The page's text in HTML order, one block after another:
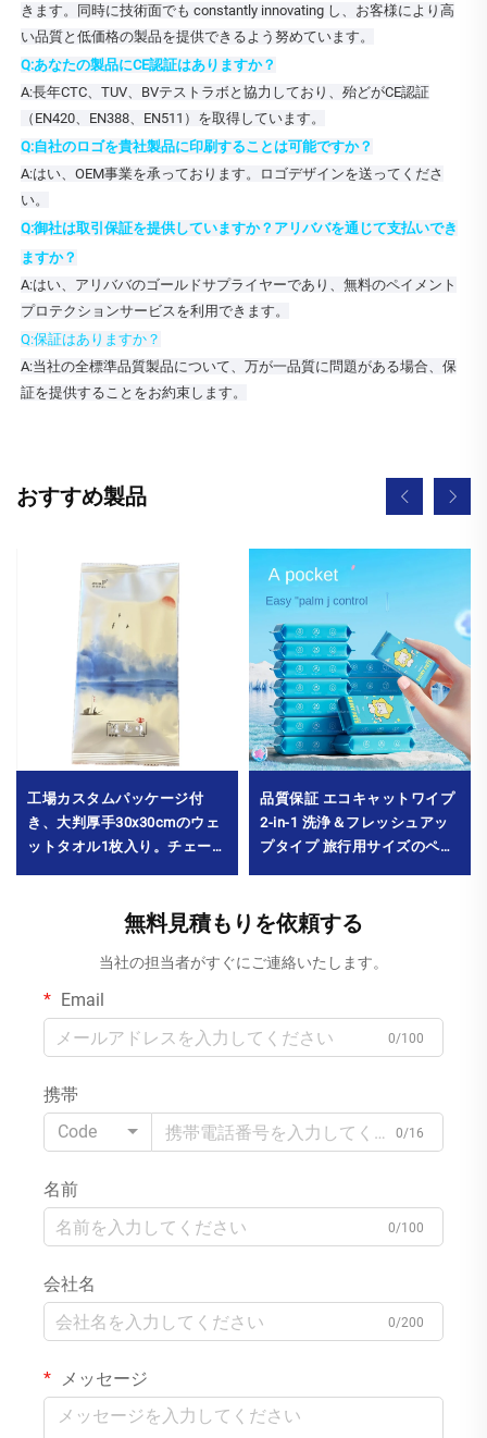
きます。同時に技術面でも constantly innovating し、お客様により高
い品質と低価格の製品を提供できるよう努めています。
Q:あなたの製品にCE認証はありますか？
A:長年CTC、TUV、BVテストラボと協力しており、殆どがCE認証
（EN420、EN388、EN511）を取得しています。
Q:自社のロゴを貴社製品に印刷することは可能ですか？
A:はい、OEM事業を承っております。ロゴデザインを送ってくださ
い。
Q:御社は取引保証を提供していますか？アリババを通じて支払いでき
ますか？
A:はい、アリババのゴールドサプライヤーであり、無料のペイメント
プロテクションサービスを利用できます。
Q:保証はありますか？
A:当社の全標準品質製品について、万が一品質に問題がある場合、保
証を提供することをお約束します。
おすすめ製品
工場カスタムパッケージ付
き、大判厚手30x30cmのウェ
ットタオル1枚入り。チェーン
品質保証 エコキャットワイプ
2-in-1 洗浄＆フレッシュアッ
プタイプ 旅行用サイズのペッ
無料見積もりを依頼する
当社の担当者がすぐにご連絡いたします。
Email
0/100
携帯
Code
0/16
名前
0/100
会社名
0/200
メッセージ